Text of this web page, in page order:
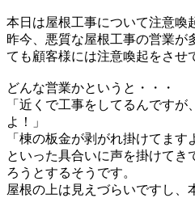
本日は屋根工事について注意喚
昨今、悪質な屋根工事の営業が
ても顧客様には注意喚起をさせ
どんな営業かというと・・・
「近くで工事をしてるんです
よ！」
「棟の板金が剥がれ掛けてます
といった具合いに声を掛けてき
ろうとするそうです。
屋根の上は見えづらいですし、